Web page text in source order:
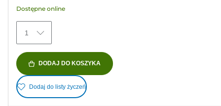
Dostępne online
1
DODAJ DO KOSZYKA
Dodaj do listy życzeń